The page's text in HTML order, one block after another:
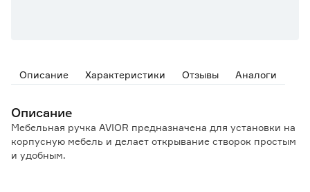
Описание Характеристики Отзывы Аналоги
Описание
Мебельная ручка AVIOR предназначена для установки на
корпусную мебель и делает открывание створок простым
и удобным.